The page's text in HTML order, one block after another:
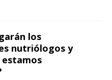
los
nutriólogos y
estamos